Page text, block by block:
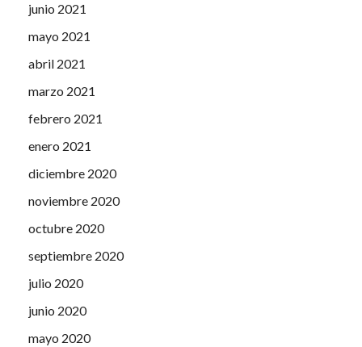
junio 2021
mayo 2021
abril 2021
marzo 2021
febrero 2021
enero 2021
diciembre 2020
noviembre 2020
octubre 2020
septiembre 2020
julio 2020
junio 2020
mayo 2020